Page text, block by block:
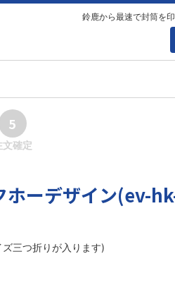
鈴鹿から最速で封筒を
5
文確定
ホーデザイン(ev-
三つ折りが入ります)